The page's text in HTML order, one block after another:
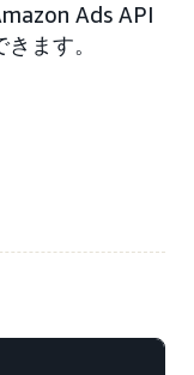
Ads API
ます。